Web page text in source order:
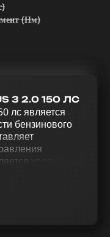
(Нм)
3 2.0 150 ЛС
лс является
бензинового
увеличение
лс,
1 и stage 2),
2), системы